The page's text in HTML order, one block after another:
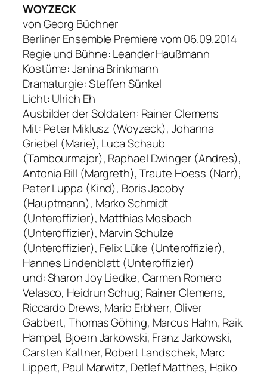
WOYZECK
von Georg Büchner
Berliner Ensemble Premiere vom 06.09.2014
Regie und Bühne: Leander Haußmann
Kostüme: Janina Brinkmann
Dramaturgie: Steffen Sünkel
Licht: Ulrich Eh
Ausbilder der Soldaten: Rainer Clemens
Mit: Peter Miklusz (Woyzeck), Johanna
Griebel (Marie), Luca Schaub
(Tambourmajor), Raphael Dwinger (Andres),
Antonia Bill (Margreth), Traute Hoess (Narr),
Peter Luppa (Kind), Boris Jacoby
(Hauptmann), Marko Schmidt
(Unteroffizier), Matthias Mosbach
(Unteroffizier), Marvin Schulze
(Unteroffizier), Felix Lüke (Unteroffizier),
Hannes Lindenblatt (Unteroffizier)
und: Sharon Joy Liedke, Carmen Romero
Velasco, Heidrun Schug; Rainer Clemens,
Riccardo Drews, Mario Erbherr, Oliver
Gabbert, Thomas Göhing, Marcus Hahn, Raik
Hampel, Bjoern Jarkowski, Franz Jarkowski,
Carsten Kaltner, Robert Landschek, Marc
Lippert, Paul Marwitz, Detlef Matthes, Haiko